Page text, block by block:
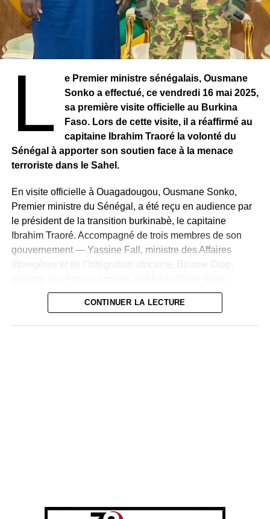
RELATED TOPICS:
UP NEXT
CÔTE D’IVOIRE – Ismaël Isaac : l’enfant de
Treichtown au New Morning
MARTINIQUE – Jerryka Jacques-Gustave, une
voix d’exception “marquée au fer” par Johnny
contribution critique et constructive, dans un contexte
politique, économique et social particulièrement
préoccupant qui nécessite rapidement des mesures
d’apaisement
« , précise le parti, faisant ainsi allusion aux
Une vision républicaine revendiquée
La Nouvelle Responsabilité(NR) rappelle son
attachement à son crédo « JAMM AK NJARIN » (paix et
prospérité partagée) et insiste sur sa conception du
dialogue national comme« un instrument républicain de
pacification, de renforcement de la démocratie et de
L
e Premier ministre sénégalais, Ousmane
Sonko a effectué, ce vendredi 16 mai 2025,
sa première visite officielle au Burkina
Faso. Lors de cette visite, il a réaffirmé au
capitaine Ibrahim Traoré la volonté du
Sénégal à apporter son soutien face à la menace
terroriste dans le Sahel.
En visite officielle à Ouagadougou, Ousmane Sonko,
Premier ministre du Sénégal, a été reçu en audience par
le président de la transition burkinabè, le capitaine
Ibrahim Traoré. Accompagné de trois membres de son
gouvernement — Yassine Fall, ministre des Affaires
étrangères et de l’Intégration africaine, Birame Diop,
ministre des Sports — Le chef du gouvernement
sénégalais a multiplié les échanges diplomatiques au
souligne-t-il : “Aucun de nos pays ne peut échapper à
CONTINUER LA LECTURE